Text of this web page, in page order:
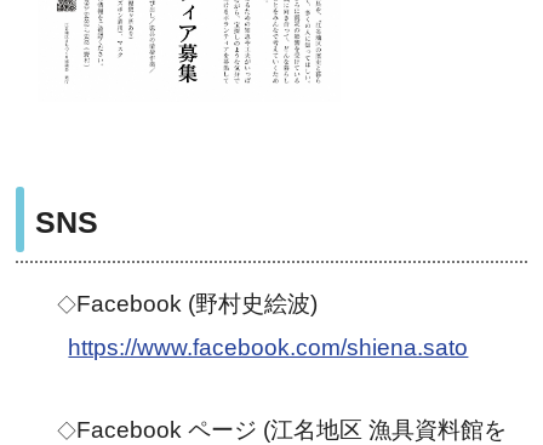
SNS
◇Facebook (野村史絵波)
https://www.facebook.com/shiena.sato
◇Facebook ページ (江名地区 漁具資料館を